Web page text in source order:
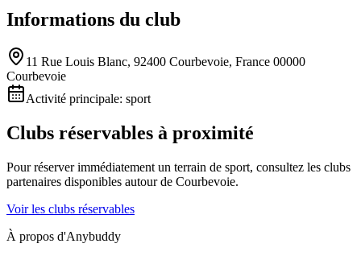
Informations du club
11 Rue Louis Blanc, 92400 Courbevoie, France 00000
Courbevoie
Activité principale: sport
Clubs réservables à proximité
Pour réserver immédiatement un terrain de sport, consultez les clubs
partenaires disponibles autour de Courbevoie.
Voir les clubs réservables
À propos d'Anybuddy